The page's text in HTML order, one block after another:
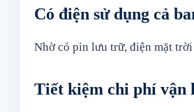
Có điện sử dụng cả
Nhờ có pin lưu trữ, điện mặt
Tiết kiệm chi phí vận